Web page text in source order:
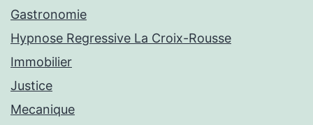
Gastronomie
Hypnose Regressive La Croix-Rousse
Immobilier
Justice
Mecanique